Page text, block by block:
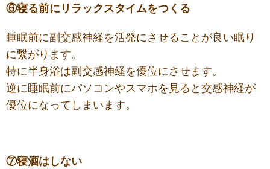
⑥寝る前にリラックスタイムをつくる
睡眠前に副交感神経を活発にさせることが良い眠り
に繋がります。
特に半身浴は副交感神経を優位にさせます。
逆に睡眠前にパソコンやスマホを見ると交感神経が
優位になってしまいます。
⑦寝酒はしない